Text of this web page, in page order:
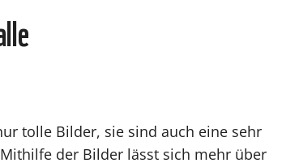
tolle Bilder, sie sind auch eine sehr
der Bilder lässt sich mehr über